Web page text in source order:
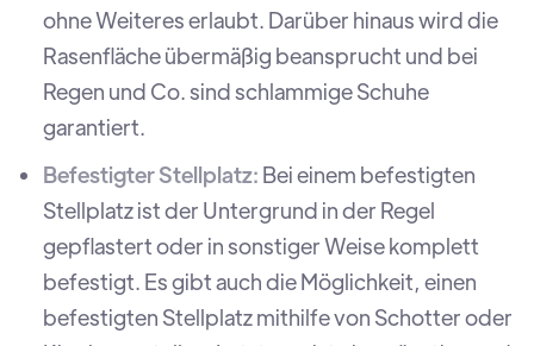
ohne Weiteres erlaubt. Darüber hinaus wird die
Rasenfläche übermäßig beansprucht und bei
Regen und Co. sind schlammige Schuhe
garantiert.
Befestigter Stellplatz: Bei einem befestigten
Stellplatz ist der Untergrund in der Regel
gepflastert oder in sonstiger Weise komplett
befestigt. Es gibt auch die Möglichkeit, einen
befestigten Stellplatz mithilfe von Schotter oder